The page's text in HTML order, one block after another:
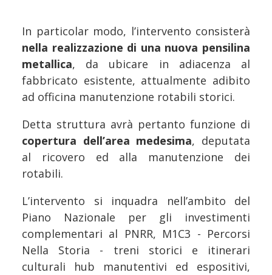
In particolar modo, l’intervento consisterà
nella realizzazione di una nuova pensilina
metallica, da ubicare in adiacenza al
fabbricato esistente, attualmente adibito
ad officina manutenzione rotabili storici.
Detta struttura avrà pertanto funzione di
copertura dell’area medesima, deputata
al ricovero ed alla manutenzione dei
rotabili.
L’intervento si inquadra nell’ambito del
Piano Nazionale per gli investimenti
complementari al PNRR, M1C3 - Percorsi
Nella Storia - treni storici e itinerari
culturali hub manutentivi ed espositivi,